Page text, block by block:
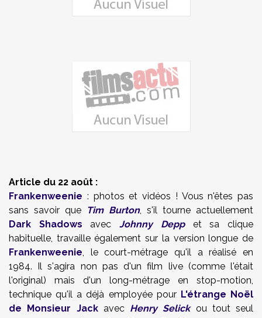
Article du 22 août :
Frankenweenie : photos et vidéos ! Vous n'êtes pas
sans savoir que Tim Burton, s'il tourne actuellement
Dark Shadows avecJohnny Deppet sa clique
habituelle, travaille également sur la version longue de
Frankenweenie, le court-métrage qu'il a réalisé en
1984. Il s'agira non pas d'un film live (comme l'était
l'original) mais d'un long-métrage en stop-motion,
technique qu'il a déjà employée pour L'étrange Noël
de Monsieur Jackavec Henry Selickou tout seul